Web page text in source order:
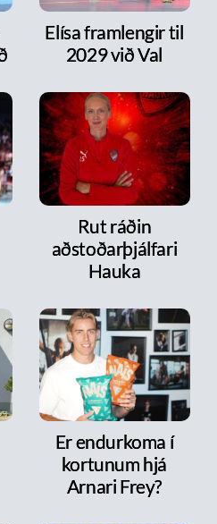
Elísa framlengir til
2029 við Val
Rut ráðin
aðstoðarþjálfari
Hauka
Er endurkoma í
kortunum hjá
Arnari Frey?